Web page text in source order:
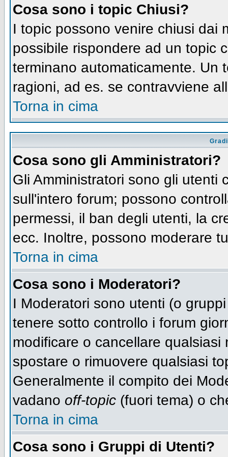
Cosa sono i topic Chiusi?
I topic possono venire chiusi
possibile rispondere ad un topic
terminano automaticamente.
ragioni, ad es. se contravviene
Torna in cima
Cosa sono gli Amministratori?
Gli Amministratori sono gli
sull'intero forum; possono
permessi, il ban degli utenti, la
ecc. Inoltre, possono moderare
Torna in cima
Cosa sono i Moderatori?
I Moderatori sono utenti (o
tenere sotto controllo i forum
modificare o cancellare
spostare o rimuovere qualsiasi
Generalmente il compito dei
vadano off-topic (fuori tema) o
Torna in cima
Cosa sono i Gruppi di Utenti?